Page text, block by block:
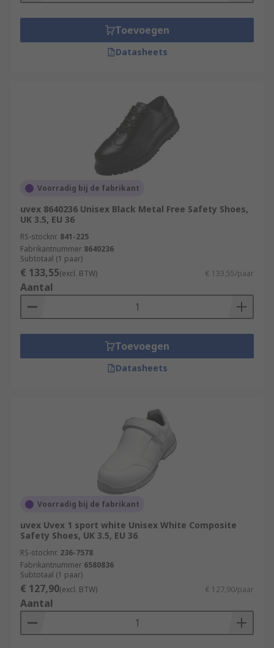
Toevoegen
Datasheets
Voorradig bij de fabrikant
uvex 8640236 Unisex Black Metal Free Safety Shoes,
UK 3.5, EU 36
RS-stocknr. 841-225
Fabrikantnummer 8640236
Subtotaal (1 paar)
€ 133,55(excl. BTW) € 133,55/paar
Aantal
Toevoegen
Datasheets
Voorradig bij de fabrikant
uvex Uvex 1 sport white Unisex White Composite
Safety Shoes, UK 3.5, EU 36
RS-stocknr. 236-7578
Fabrikantnummer 6580836
Subtotaal (1 paar)
€ 127,90(excl. BTW) € 127,90/paar
Aantal